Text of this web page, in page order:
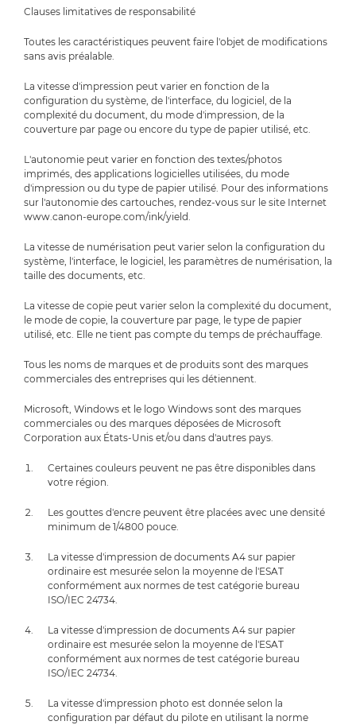
Clauses limitatives de responsabilité
Toutes les caractéristiques peuvent faire l'objet de modifications
sans avis préalable.
La vitesse d'impression peut varier en fonction de la
configuration du système, de l'interface, du logiciel, de la
complexité du document, du mode d'impression, de la
couverture par page ou encore du type de papier utilisé, etc.
L'autonomie peut varier en fonction des textes/photos
imprimés, des applications logicielles utilisées, du mode
d'impression ou du type de papier utilisé. Pour des informations
sur l'autonomie des cartouches, rendez-vous sur le site Internet
www.canon-europe.com/ink/yield.
La vitesse de numérisation peut varier selon la configuration du
système, l'interface, le logiciel, les paramètres de numérisation, la
taille des documents, etc.
La vitesse de copie peut varier selon la complexité du document,
le mode de copie, la couverture par page, le type de papier
utilisé, etc. Elle ne tient pas compte du temps de préchauffage.
Tous les noms de marques et de produits sont des marques
commerciales des entreprises qui les détiennent.
Microsoft, Windows et le logo Windows sont des marques
commerciales ou des marques déposées de Microsoft
Corporation aux États-Unis et/ou dans d'autres pays.
Certaines couleurs peuvent ne pas être disponibles dans
votre région.
Les gouttes d'encre peuvent être placées avec une densité
minimum de 1/4800 pouce.
La vitesse d'impression de documents A4 sur papier
ordinaire est mesurée selon la moyenne de l'ESAT
conformément aux normes de test catégorie bureau
ISO/IEC 24734.
La vitesse d'impression de documents A4 sur papier
ordinaire est mesurée selon la moyenne de l'ESAT
conformément aux normes de test catégorie bureau
ISO/IEC 24734.
La vitesse d'impression photo est donnée selon la
configuration par défaut du pilote en utilisant la norme